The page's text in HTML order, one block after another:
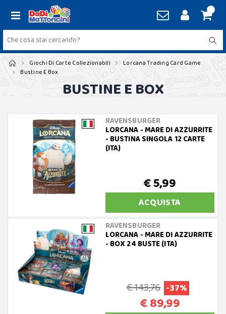
Giochi Di Carte Collezionabili
Lorcana Trading Card Game
Bustine E Box
BUSTINE E BOX
RAVENSBURGER
LORCANA - MARE DI AZZURRITE
- BUSTINA SINGOLA 12 CARTE
(ITA)
€ 5,99
ACQUISTA
RAVENSBURGER
LORCANA - MARE DI AZZURRITE
- BOX 24 BUSTE (ITA)
€ 143,76 -37%
€ 89,99